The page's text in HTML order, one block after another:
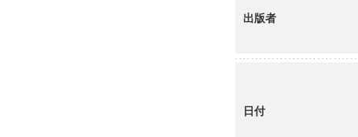
慶應義塾大学グローバルCOEプログラム市民社会ガバナン
慶應義塾大学グローバルCOEプログラム論理と感性の先
出版者
日付